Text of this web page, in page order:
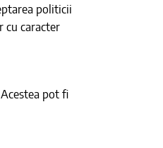
politicii
cu caracter
pot fi